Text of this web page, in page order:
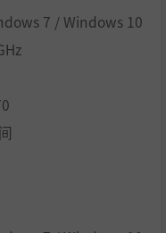
可不够！
悦富有的赞助人、讨
计划，贿赂别人获取
行动！
7 / Windows 10